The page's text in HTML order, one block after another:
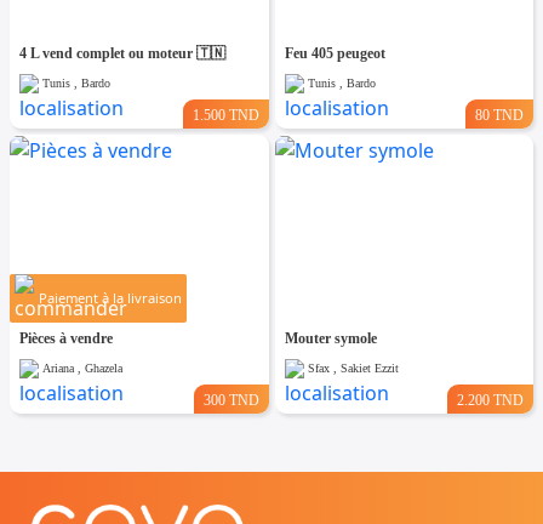
4 L vend complet ou moteur 🇹🇳
Tunis , Bardo
1.500 TND
Feu 405 peugeot
Tunis , Bardo
80 TND
Paiement à la livraison
Pièces à vendre
Ariana , Ghazela
300 TND
Mouter symole
Sfax , Sakiet Ezzit
2.200 TND